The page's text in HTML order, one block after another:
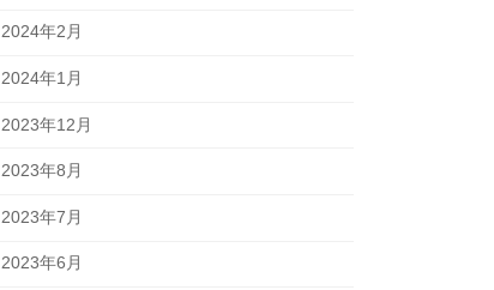
2024年2月
2024年1月
2023年12月
2023年8月
2023年7月
2023年6月